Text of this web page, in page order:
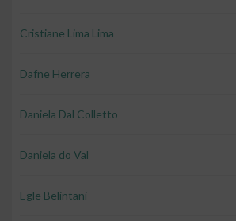
Cristiane Lima Lima
Dafne Herrera
Daniela Dal Colletto
Daniela do Val
Egle Belintani